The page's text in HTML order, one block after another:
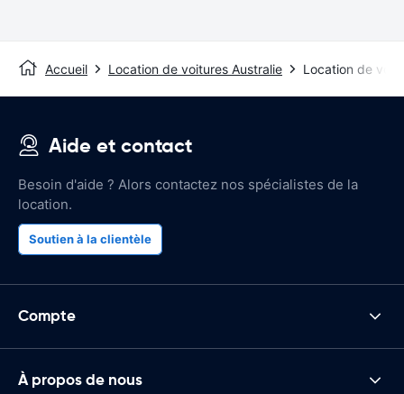
Accueil Location de voitures Australie Location de
Aide et contact
Besoin d'aide ? Alors contactez nos spécialistes de la
location.
Soutien à la clientèle
Compte
À propos de nous